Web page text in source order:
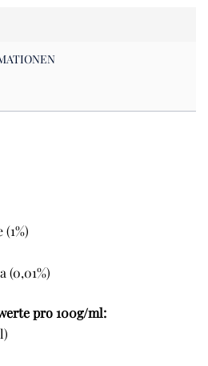
(0,01%)
pro 100g/ml: